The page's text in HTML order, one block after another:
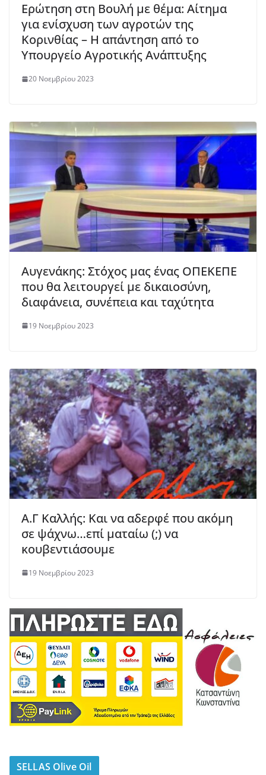
Ερώτηση στη Βουλή με θέμα: Αίτημα
για ενίσχυση των αγροτών της
Κορινθίας – Η απάντηση από το
Υπουργείο Αγροτικής Ανάπτυξης
20 Νοεμβρίου 2023
Αυγενάκης: Στόχος μας ένας ΟΠΕΚΕΠΕ
που θα λειτουργεί με δικαιοσύνη,
διαφάνεια, συνέπεια και ταχύτητα
19 Νοεμβρίου 2023
Α.Γ Καλλής: Και να αδερφέ που ακόμη
σε ψάχνω…επί ματαίω (;) να
κουβεντιάσουμε
19 Νοεμβρίου 2023
SELLAS Olive Oil